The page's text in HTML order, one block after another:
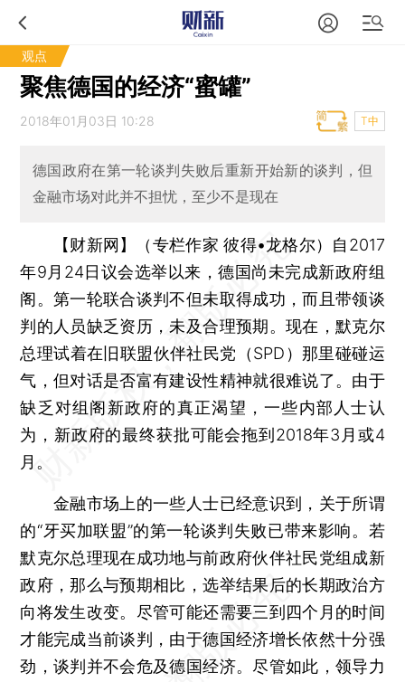
观点
聚焦德国的经济“蜜罐”
2018年01月03日 10:28 T中
德国政府在第一轮谈判失败后重新开始新的谈判，但
金融市场对此并不担忧，至少不是现在
【财新网】（专栏作家 彼得•龙格尔） 自2017
年9月24日议会选举以来，德国尚未完成新政府组
阁。第一轮联合谈判不但未取得成功，而且带领谈
判的人员缺乏资历，未及合理预期。现在，默克尔
总理试着在旧联盟伙伴社民党（SPD）那里碰碰运
气，但对话是否富有建设性精神就很难说了。由于
缺乏对组阁新政府的真正渴望，一些内部人士认
为，新政府的最终获批可能会拖到2018年3月或4
月。
金融市场上的一些人士已经意识到，关于所谓
的“牙买加联盟”的第一轮谈判失败已带来影响。若
默克尔总理现在成功地与前政府伙伴社民党组成新
政府，那么与预期相比，选举结果后的长期政治方
向将发生改变。尽管可能还需要三到四个月的时间
才能完成当前谈判，由于德国经济增长依然十分强
劲，谈判并不会危及德国经济。尽管如此，领导力